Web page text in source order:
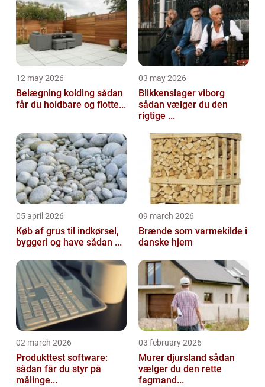
12 may 2026
Belægning kolding sådan
får du holdbare og flotte...
03 may 2026
Blikkenslager viborg
sådan vælger du den
rigtige ...
05 april 2026
Køb af grus til indkørsel,
byggeri og have sådan ...
09 march 2026
Brænde som varmekilde i
danske hjem
02 march 2026
Produkttest software:
sådan får du styr på
målinge...
03 february 2026
Murer djursland sådan
vælger du den rette
fagmand...